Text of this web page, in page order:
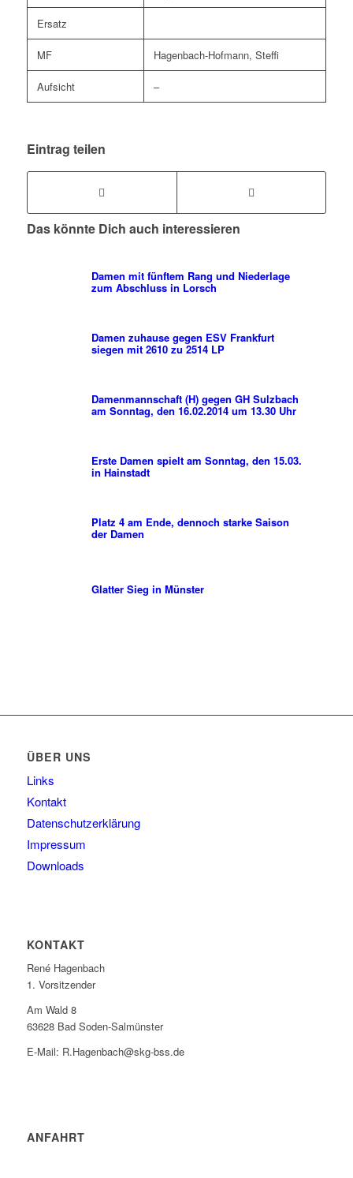
Ersatz
MF Hagenbach-Hofmann, Steffi
Aufsicht –
Eintrag teilen
Das könnte Dich auch interessieren
Damen mit fünftem Rang und Niederlage
zum Abschluss in Lorsch
Damen zuhause gegen ESV Frankfurt
siegen mit 2610 zu 2514 LP
Damenmannschaft (H) gegen GH Sulzbach
am Sonntag, den 16.02.2014 um 13.30 Uhr
Erste Damen spielt am Sonntag, den 15.03.
in Hainstadt
Platz 4 am Ende, dennoch starke Saison
der Damen
Glatter Sieg in Münster
ÜBER UNS
Links
Kontakt
Datenschutzerklärung
Impressum
Downloads
KONTAKT
René Hagenbach
1. Vorsitzender
Am Wald 8
63628 Bad Soden-Salmünster
E-Mail: R.Hagenbach@skg-bss.de
ANFAHRT